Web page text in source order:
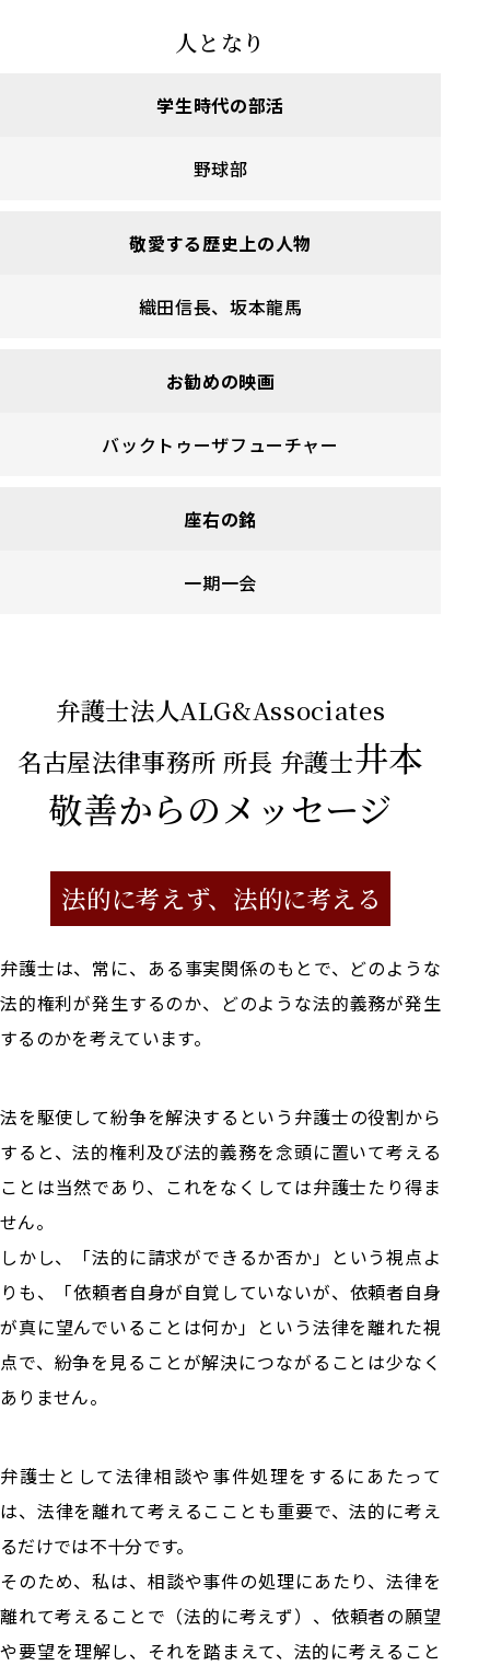
人となり
学生時代の部活
野球部
敬愛する歴史上の人物
織田信長、 坂本龍馬
お勧めの映画
バックトゥーザフューチャー
座右の銘
一期一会
弁護士法人ALG&Associates
名古屋法律事務所 所長 弁護士井本
敬善からのメッセージ
法的に考えず、 法的に考える
弁護士は、常に、ある事実関係のもとで、どのような
法的権利が発生するのか、どのような法的義務が発生
するのかを考えています。
法を駆使して紛争を解決するという弁護士の役割から
すると、法的権利及び法的義務を念頭に置いて考える
ことは当然であり、これをなくしては弁護士たり得ま
せん。
しかし、「法的に請求ができるか否か」という視点よ
りも、「依頼者自身が自覚していないが、依頼者自身
が真に望んでいることは何か」という法律を離れた視
点で、紛争を見ることが解決につながることは少なく
ありません。
弁護士として法律相談や事件処理をするにあたって
は、法律を離れて考えるこことも重要で、法的に考え
るだけでは不十分です。
そのため、私は、相談や事件の処理にあたり、法律を
離れて考えることで（法的に考えず）、依頼者の願望
や要望を理解し、それを踏まえて、法的に考えること